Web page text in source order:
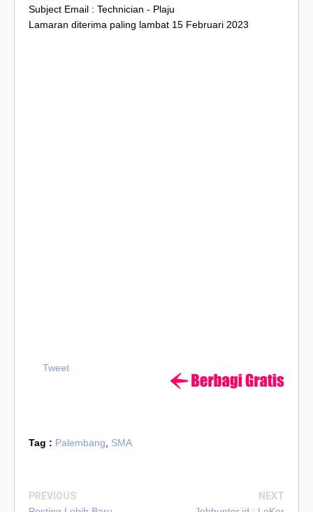
Subject Email : Technician - Plaju
Lamaran diterima paling lambat 15 Februari 2023
Tweet
Tag : Palembang SMA
PREVIOUS
NEXT